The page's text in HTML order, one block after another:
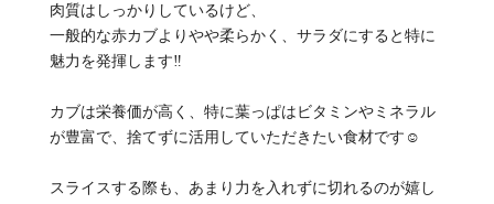
肉質はしっかりしているけど、
一般的な赤カブよりやや柔らかく、サラダにすると特に
魅力を発揮します‼️
カブは栄養価が高く、特に葉っぱはビタミンやミネラル
が豊富で、捨てずに活用していただきたい食材です☺️
スライスする際も、あまり力を入れずに切れるのが嬉し